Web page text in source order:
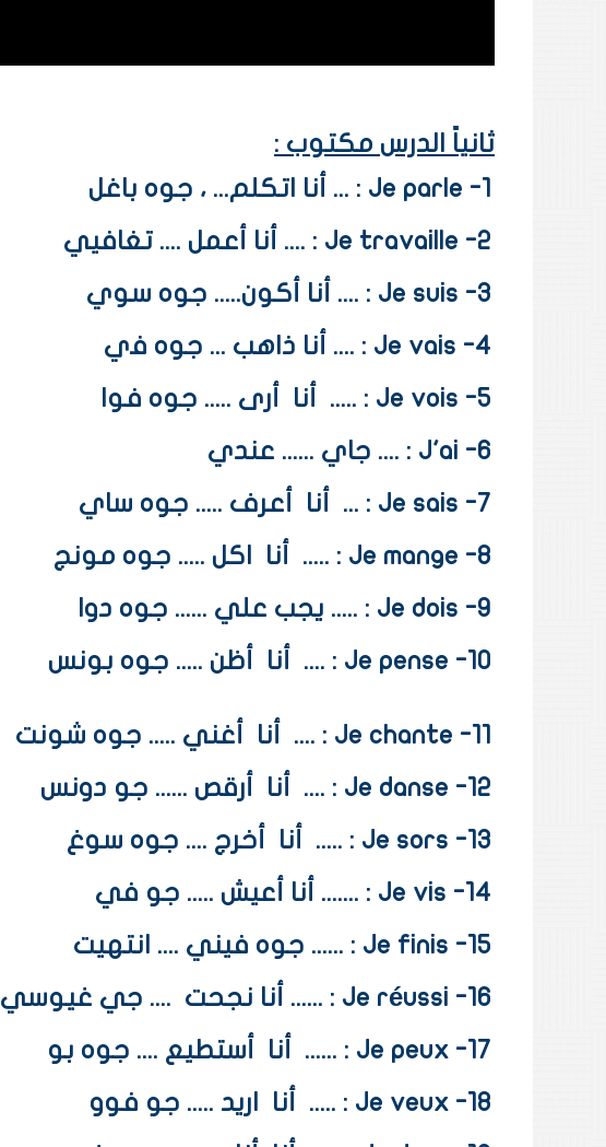
ثانياً الدرس مكتوب :
1- Je parle : ... أنا ﺍﺗﻜﻠﻢ... ، ﺟﻮﻩ ﺑﺎﻏﻞ
2- Je travaille : .... أنا أعمل .... ﺗﻐﺎﻓﻴﻲ
3- Je suis : .... أنا أكون..... ﺟﻮﻩ ﺳﻮﻱ
4- Je vais : .... أنا ﺫﺍﻫﺐ ... ﺟﻮﻩ ﻓﻱ
5- Je vois : .....
أنا
أرى ..... ﺟﻮﻩ ﻓﻮﺍ
6- J'ai : .... ﺟﺎﻱ ...... ﻋﻨﺪﻱ
7- Je sais : ...
أنا
أعرف ..... ﺟﻮﻩ ﺳﺎﻱ
8- Je mange : .....
أنا
ﺍﻛﻞ ..... ﺟﻮﻩ ﻣﻮﻧﺞ
9- Je dois : ..... ﻳﺠﺐ ﻋﻠﻲ ...... ﺟﻮﻩ ﺩﻭﺍ
10- Je pense : ....
أنا أظن ..... ﺟﻮﻩ ﺑﻮﻧﺲ
11- Je chante : .... أنا
أغني ..... ﺟﻮﻩ ﺷﻮﻧﺖ
12- Je danse : ....
أنا
أرقص ...... ﺟﻮ ﺩﻭﻧﺲ
13- Je sors : .....
أنا
أخرج .... ﺟﻮﻩ ﺳﻮﻍ
14- Je vis : ....... أنا أعيش ..... جو في
15- Je finis : ...... ﺟﻮﻩ ﻓﻴﻨﻲ .... ﺍﻧﺘﻬﻴﺖ
16- Je réussi : ...... أنا نجحت
.... جي غيوسي
17- Je peux : ......
أنا
أستطيع .... ﺟﻮﻩ ﺑﻮ
18- Je veux : .....
أنا
ﺍﺭﻳﺪ ..... ﺟﻮ ﻓﻮﻭ